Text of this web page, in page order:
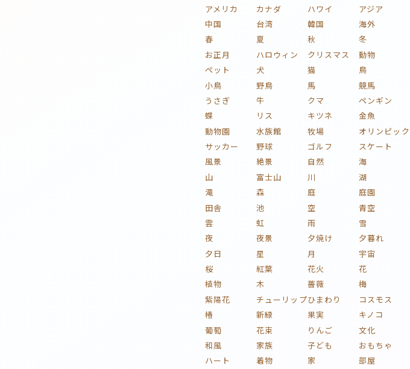
アメリカ
カナダ ハワイ
アジア
中国
台湾 韓国
海外
春
夏 秋
冬
お正月
ハロウィン クリスマス
動物
ペット
犬 猫
鳥
小鳥
野鳥 馬
競馬
うさぎ
牛 クマ
ペンギン
蝶
リス キツネ
金魚
動物園
水族館 牧場
オリンピック
サッカー
野球 ゴルフ
スケート
風景
絶景 自然
海
山
富士山 川
湖
滝
森 庭
庭園
田舎
池 空
青空
雲
虹 雨
雪
夜
夜景 夕焼け
夕暮れ
夕日
星 月
宇宙
桜
紅葉 花火
花
植物
木 薔薇
梅
紫陽花
チューリップひまわり
コスモス
椿
新緑 果実
キノコ
葡萄
花束 りんご
文化
和風
家族 子ども
おもちゃ
ハート
着物 家
部屋